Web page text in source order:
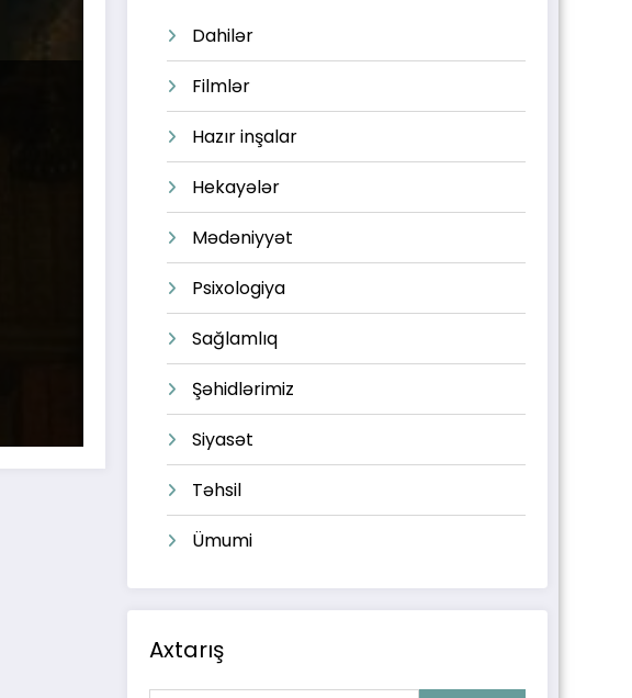
Dahilər
Filmlər
Hazır inşalar
Hekayələr
Mədəniyyət
Psixologiya
Sağlamlıq
Şəhidlərimiz
Siyasət
Təhsil
Ümumi
Axtarış